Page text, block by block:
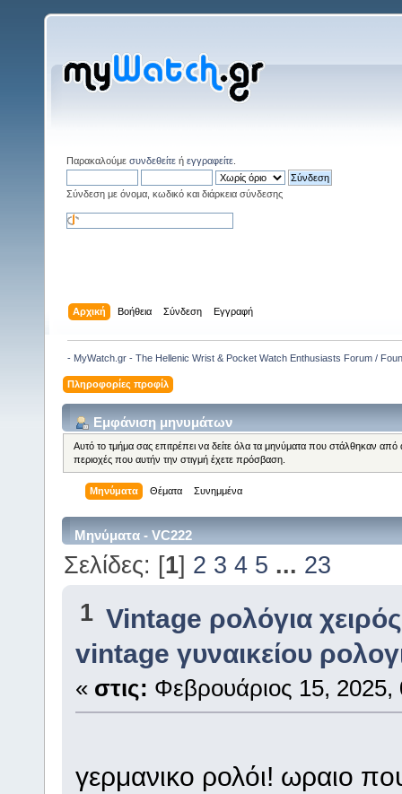
Παρακαλούμε συνδεθείτε ή εγγραφείτε
Σύνδεση με όνομα, κωδικό και διάρκεια σύνδεσης
Αρχική Βοήθεια Σύνδεση Εγγραφή
- MyWatch.gr - The Hellenic Wrist & Pocket Watch Enthusiasts Forum /
Πληροφορίες προφίλ
Εμφάνιση μηνυμάτων
Αυτό το τμήμα σας επιτρέπει να δείτε όλα τα μηνύματα που στάλθηκαν
περιοχές που αυτήν την στιγμή έχετε πρόσβαση.
Μηνύματα Θέματα Συνημμένα
Μηνύματα - VC222
Σελίδες: [1] 2 3 4 5 ... 23
1 Vintage ρολόγια
vintage γυναικείου
« στις: Φεβρουάριος 15,
γερμανικο ρολόι! ωραιο